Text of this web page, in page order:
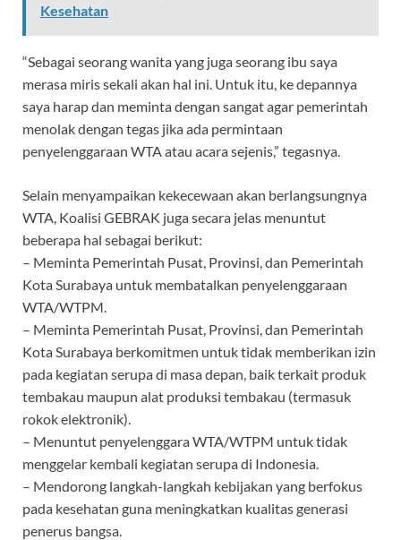
Kesehatan
“Sebagai seorang wanita yang juga seorang ibu saya
merasa miris sekali akan hal ini. Untuk itu, ke depannya
saya harap dan meminta dengan sangat agar pemerintah
menolak dengan tegas jika ada permintaan
penyelenggaraan WTA atau acara sejenis,” tegasnya.
Selain menyampaikan kekecewaan akan berlangsungnya
WTA, Koalisi GEBRAK juga secara jelas menuntut
beberapa hal sebagai berikut:
– Meminta Pemerintah Pusat, Provinsi, dan Pemerintah
Kota Surabaya untuk membatalkan penyelenggaraan
WTA/WTPM.
– Meminta Pemerintah Pusat, Provinsi, dan Pemerintah
Kota Surabaya berkomitmen untuk tidak memberikan izin
pada kegiatan serupa di masa depan, baik terkait produk
tembakau maupun alat produksi tembakau (termasuk
rokok elektronik).
– Menuntut penyelenggara WTA/WTPM untuk tidak
menggelar kembali kegiatan serupa di Indonesia.
– Mendorong langkah-langkah kebijakan yang berfokus
pada kesehatan guna meningkatkan kualitas generasi
penerus bangsa.